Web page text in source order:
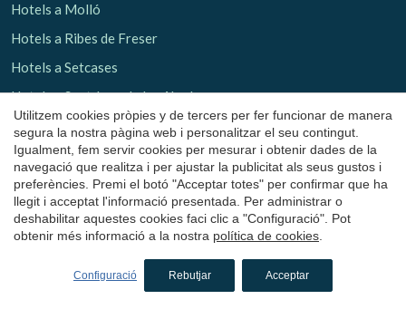
Hotels a Molló
Hotels a Ribes de Freser
Hotels a Setcases
Hotels a Sant Joan de les Abadesses
Hotels al Solsonès
Hotels a Lladurs
Hotels a Solsona
Hotels a Sant Llorenç de Morunys
Hotels al Pallars Sobirà
Troba'ns a
Utilitzem cookies pròpies y de tercers per fer funcionar de manera
segura la nostra pàgina web i personalitzar el seu contingut.
Igualment, fem servir cookies per mesurar i obtenir dades de la
navegació que realitza i per ajustar la publicitat als seus gustos i
preferències. Premi el botó "Acceptar totes" per confirmar que ha
llegit i acceptat l'informació presentada. Per administrar o
deshabilitar aquestes cookies faci clic a "Configuració". Pot
obtenir més informació a la nostra política de cookies
Configuració Rebutjar Acceptar